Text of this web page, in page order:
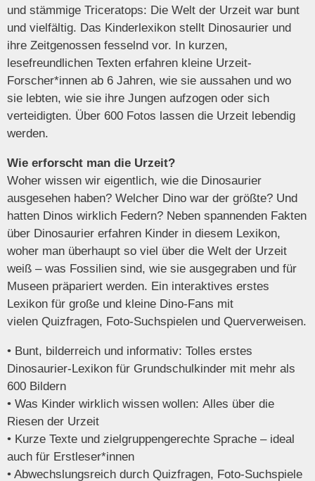
und stämmige Triceratops: Die Welt der Urzeit war bunt
und vielfältig. Das Kinderlexikon stellt Dinosaurier und
ihre Zeitgenossen fesselnd vor. In kurzen,
lesefreundlichen Texten erfahren kleine Urzeit-
Forscher*innen ab 6 Jahren, wie sie aussahen und wo
sie lebten, wie sie ihre Jungen aufzogen oder sich
verteidigten. Über 600 Fotos lassen die Urzeit lebendig
werden.
Wie erforscht man die Urzeit?
Woher wissen wir eigentlich, wie die Dinosaurier
ausgesehen haben? Welcher Dino war der größte? Und
hatten Dinos wirklich Federn? Neben spannenden Fakten
über Dinosaurier erfahren Kinder in diesem Lexikon,
woher man überhaupt so viel über die Welt der Urzeit
weiß – was Fossilien sind, wie sie ausgegraben und für
Museen präpariert werden. Ein interaktives erstes
Lexikon für große und kleine Dino-Fans mit
vielen Quizfragen, Foto-Suchspielen und Querverweisen.
• Bunt, bilderreich und informativ: Tolles erstes
Dinosaurier-Lexikon für Grundschulkinder mit mehr als
600 Bildern
• Was Kinder wirklich wissen wollen: Alles über die
Riesen der Urzeit
• Kurze Texte und zielgruppengerechte Sprache – ideal
auch für Erstleser*innen
• Abwechslungsreich durch Quizfragen, Foto-Suchspiele